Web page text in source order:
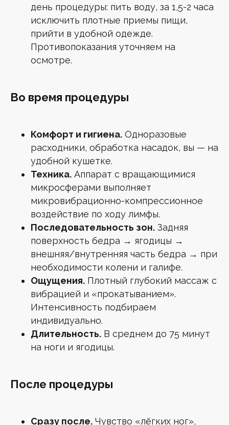
день процедуры: пить воду, за 1,5-2 часа
исключить плотные приемы пищи,
прийти в удобной одежде.
Противопоказания уточняем на
осмотре.
Во время процедуры
Комфорт и гигиена. Одноразовые
расходники, обработка насадок, вы — на
удобной кушетке.
Техника. Аппарат с вращающимися
микросферами выполняет
микровибрационно-компрессионное
воздействие по ходу лимфы.
Последовательность зон. Задняя
поверхность бедра → ягодицы →
внешняя/внутренняя часть бедра → при
необходимости колени и галифе.
Ощущения. Плотный глубокий массаж с
вибрацией и «прокатыванием».
Интенсивность подбираем
индивидуально.
Длительность. В среднем до 75 минут
на ноги и ягодицы.
После процедуры
Сразу после. Чувство «лёгких ног»,
КОНТАКТЫ
НАШИ УСЛУГИ
МЫ В СОЦСЕТЯХ
Часы работы: с 09:00 до 21:00 (ежедневно)
ПРАВОВЫЕ ДОКУМЕНТЫ
Лазерная эпиляция всего тела
Лазерная эпиляция глубокого бикини
Лазерная эпиляция головы для мужчин
Лазерная эпиляция живота
Лазерная эпиляция зоны подмышек
Лазерная эпиляция ног
Эндосфера
Лазерная эпиляция спины для мужчин
Лазерная эпиляция ягодиц
Мужская лазерная эпиляция
Онлайн-запись